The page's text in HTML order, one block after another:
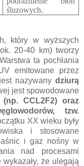
śluzowych.
który w wyższych
20-40 km) tworzy
ta pochłania
emitowane przez
nazywany dziurą
jest spowodowane
(np. CCL2F2) oraz
tzw.
XX wieku były
i stosowane
i gaz nośny w
nad procesami
że ulegają